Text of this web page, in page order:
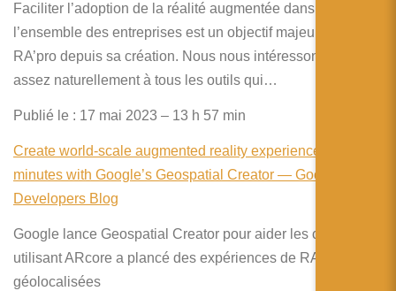
Faciliter l’adoption de la réalité augmentée dans
l’ensemble des entreprises est un objectif majeur de
RA’pro depuis sa création. Nous nous intéressons donc
assez naturellement à tous les outils qui…
Publié le : 17 mai 2023 – 13 h 57 min
Create world-scale augmented reality experiences in
minutes with Google’s Geospatial Creator — Google for
Developers Blog
Google lance Geospatial Creator pour aider les créateurs
utilisant ARcore a plancé des expériences de RA
géolocalisées